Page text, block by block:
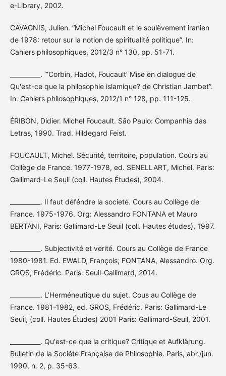
e-Library, 2002.
CAVAGNIS, Julien. “Michel Foucault et le soulèvement iranien
de 1978: retour sur la notion de spiritualité politique”. In:
Cahiers philosophiques, 2012/3 n° 130, pp. 51-71.
__________. “’Corbin, Hadot, Foucault’ Mise en dialogue de
Qu'est-ce que la philosophie islamique? de Christian Jambet”.
In: Cahiers philosophiques, 2012/1 n° 128, pp. 111-125.
ÉRIBON, Didier. Michel Foucault. São Paulo: Companhia das
Letras, 1990. Trad. Hildegard Feist.
FOUCAULT, Michel. Sécurité, territoire, population. Cours au
Collège de France. 1977-1978, ed. SENELLART, Michel. Paris:
Gallimard-Le Seuil (coll. Hautes Études), 2004.
__________. Il faut déféndre la societé. Cours au Collège de
France. 1975-1976. Org: Alessandro FONTANA et Mauro
BERTANI, Paris: Gallimard-Le Seuil (coll. Hautes études), 1997.
__________. Subjectivité et verité. Cours au Collège de France
1980-1981. Ed. EWALD, François; FONTANA, Alessandro. Org.
GROS, Frédéric. Paris: Seuil-Gallimard, 2014.
__________. L’Herméneutique du sujet. Cous au Collège de
France. 1981-1982, ed. GROS, Frédéric. Paris: Gallimard-Le
Seuil, (coll. Hautes Études) 2001 Paris: Gallimard-Seuil, 2001.
__________. Qu'est-ce que la critique? Critique et Aufklärung.
Bulletin de la Société Française de Philosophie. Paris, abr./jun.
1990, n. 2, p. 35-63.